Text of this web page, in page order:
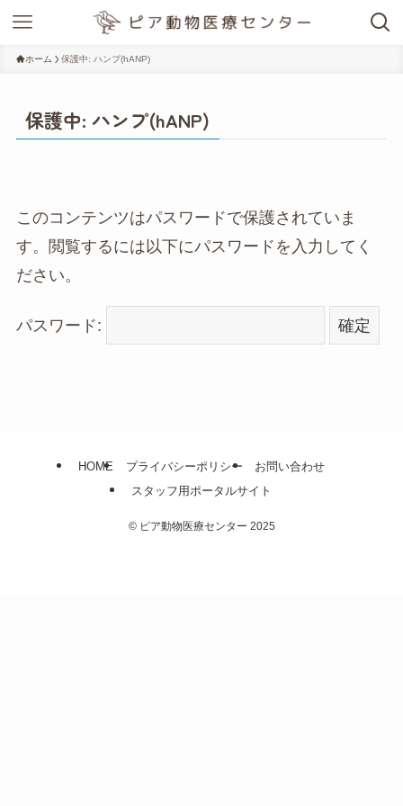
ホーム 保護中: ハンプ(hANP)
保護中: ハンプ(hANP)
このコンテンツはパスワードで保護されていま
す。閲覧するには以下にパスワードを入力してく
ださい。
パスワード:
HOME プライバシーポリシー
お問い合わせ
スタッフ用ポータルサイト
©ピア動物医療センター 2025